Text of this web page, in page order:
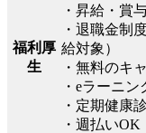
福利厚
生
・昇給・賞
・退職金制
給対象）
・無料のキ
・eラーニン
・定期健康
・週払いOK